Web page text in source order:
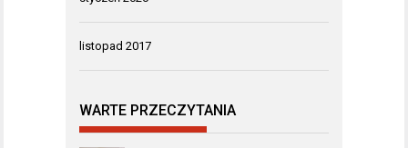
listopad 2017
WARTE PRZECZYTANIA